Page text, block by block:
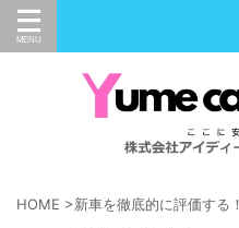
HOME >新車を徹底的に評価する！